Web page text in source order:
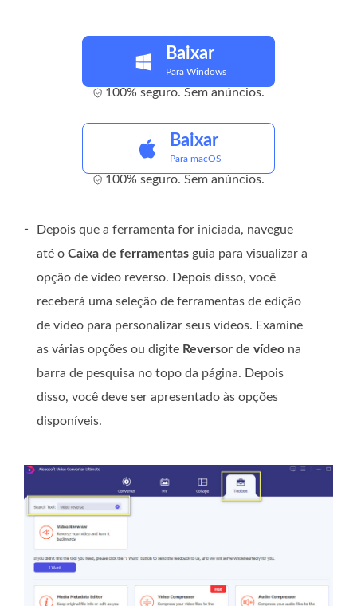
Baixar
Para Windows
100% seguro. Sem anúncios.
Baixar
Para macOS
100% seguro. Sem anúncios.
-
Depois que a ferramenta for iniciada, navegue
até o Caixa de ferramentas guia para visualizar a
opção de vídeo reverso. Depois disso, você
receberá uma seleção de ferramentas de edição
de vídeo para personalizar seus vídeos. Examine
as várias opções ou digite Reversor de vídeo na
barra de pesquisa no topo da página. Depois
disso, você deve ser apresentado às opções
disponíveis.